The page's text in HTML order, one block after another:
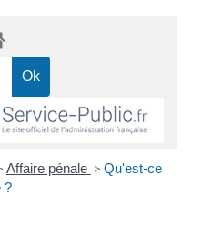
Affaire pénale > Qu'est-ce
?